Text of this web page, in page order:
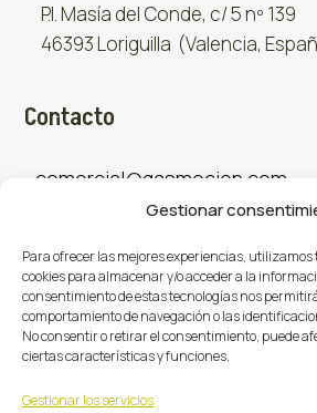
Gestionar
Para ofrecer las mejores experiencias, utilizamos
cookies para almacenar y/o acceder a la
consentimiento de estas tecnologías nos
comportamiento de navegación o las
No consentir o retirar el consentimiento, puede
ciertas características y funciones.
Gestionar los servicios
P.I. Masía del Conde, c/ 5 nº 139
46393 Loriguilla (Valencia,
Contacto
comercial@gasmocion.com
Sociales